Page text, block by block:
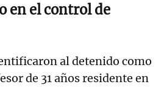
en el control de
al detenido como
de 31 años residente en